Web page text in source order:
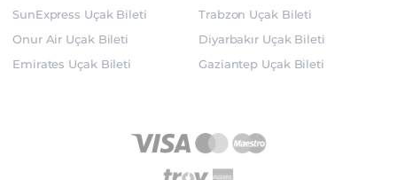
SunExpress Uçak Bileti
Onur Air Uçak Bileti
Emirates Uçak Bileti
Trabzon Uçak Bileti
Diyarbakır Uçak Bileti
Gaziantep Uçak Bileti